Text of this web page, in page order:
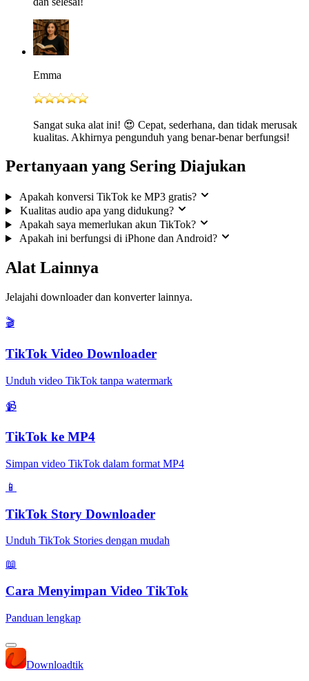
Emma
Sangat suka alat ini! 😍 Cepat, sederhana, dan tidak merusak
kualitas. Akhirnya pengunduh yang benar-benar berfungsi!
Pertanyaan yang Sering Diajukan
Apakah konversi TikTok ke MP3 gratis?
Kualitas audio apa yang didukung?
Apakah saya memerlukan akun TikTok?
Apakah ini berfungsi di iPhone dan Android?
Alat Lainnya
Jelajahi downloader dan konverter lainnya.
🎬
TikTok Video Downloader
Unduh video TikTok tanpa watermark
📹
TikTok ke MP4
Simpan video TikTok dalam format MP4
📱
TikTok Story Downloader
Unduh TikTok Stories dengan mudah
📖
Cara Menyimpan Video TikTok
Panduan lengkap
Downloadtik